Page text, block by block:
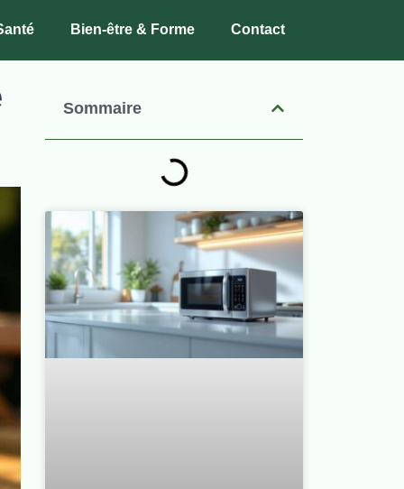
Bien-être & Forme Contact
Sommaire